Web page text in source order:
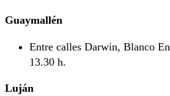
Guaymallén
Entre calles Darwin, Blanco
13.30 h.
Luján